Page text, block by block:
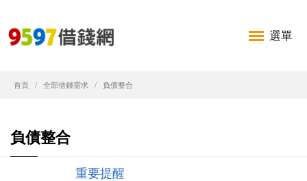
選單
首頁 全部借錢需求 負債整合
負債整合
重要提醒